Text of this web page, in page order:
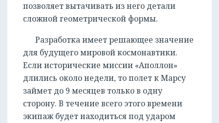
позволяет вытачивать из него детали
сложной геометрической формы.
Разработка имеет решающее значение
для будущего мировой космонавтики.
Если исторические миссии «Аполлон»
длились около недели, то полет к Марсу
займет до 9 месяцев только в одну
сторону. В течение всего этого времени
экипаж будет находиться под ударом